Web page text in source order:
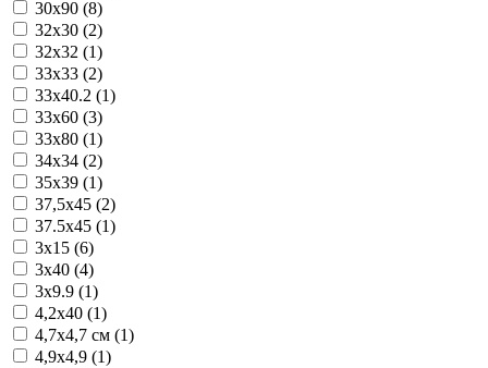
30x90 (8)
32x30 (2)
32x32 (1)
33x33 (2)
33x40.2 (1)
33x60 (3)
33x80 (1)
34x34 (2)
35x39 (1)
37,5x45 (2)
37.5x45 (1)
3x15 (6)
3x40 (4)
3x9.9 (1)
4,2x40 (1)
4,7x4,7 см (1)
4,9x4,9 (1)